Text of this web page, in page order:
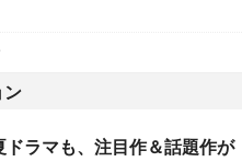
ン
ラマも、注目作＆話題作が